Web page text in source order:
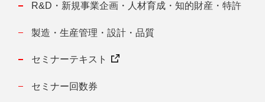
R&D・新規事業企画・人材育成・知的財産・特許
製造・生産管理・設計・品質
セミナーテキスト
セミナー回数券